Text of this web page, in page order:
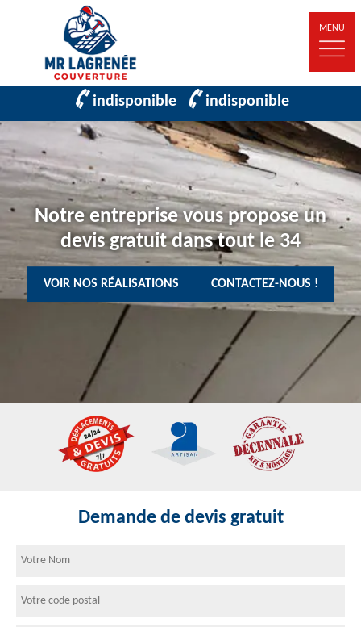
MENU
indisponible indisponible
Notre entreprise vous propose un
devis gratuit dans tout le 34
VOIR NOS RÉALISATIONS CONTACTEZ-NOUS !
Demande de devis gratuit